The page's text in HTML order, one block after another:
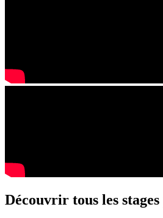
Découvrir tous les stages